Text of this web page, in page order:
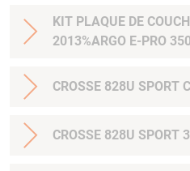
KIT PLAQUE DE
2013%ARGO E-PRO
CROSSE 828U SPORT
CROSSE 828U SPORT